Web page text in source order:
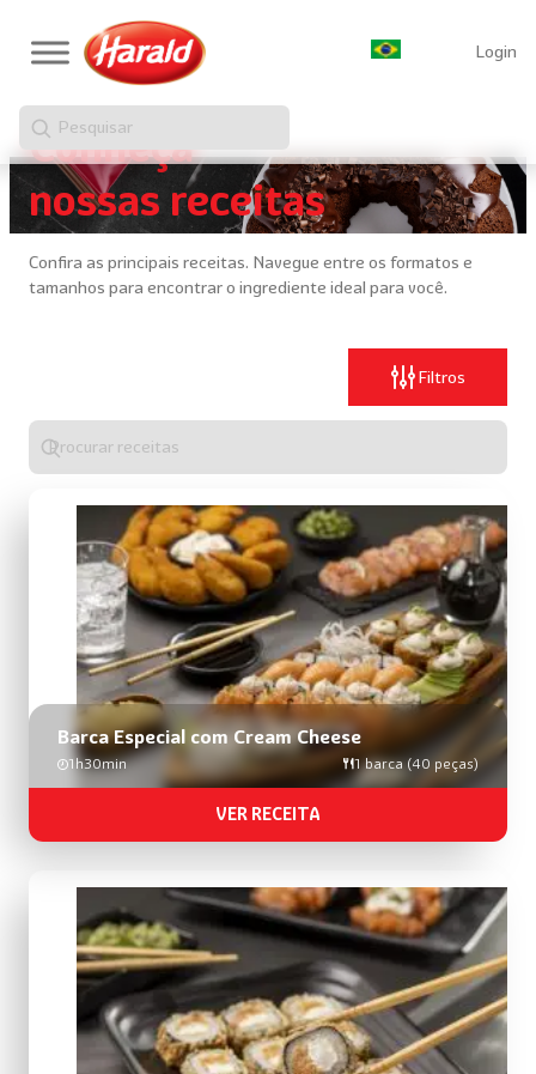
Login
Pesquisar
Conheça
nossas receitas
Confira as principais receitas. Navegue entre os formatos e
tamanhos para encontrar o ingrediente ideal para você.
Filtros
Digite
algo
para
realizar
receitas
Barca Especial com Cream Cheese
1h30min 1 barca (40 peças)
VER RECEITA